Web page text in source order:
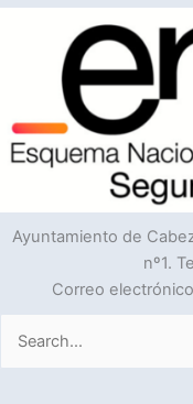
Ayuntamiento de
nº1.
Correo
Buscar
por: